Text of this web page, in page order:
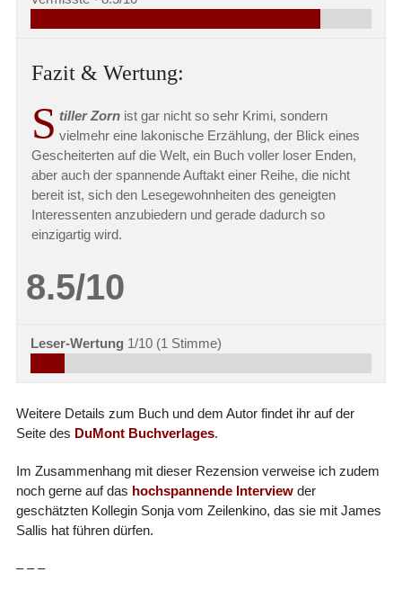
Fazit & Wertung:
S tiller Zornist gar nicht so sehr Krimi, sondern
vielmehr eine lakonische Erzählung, der Blick eines
Gescheiterten auf die Welt, ein Buch voller loser Enden,
aber auch der spannende Auftakt einer Reihe, die nicht
bereit ist, sich den Lesegewohnheiten des geneigten
Interessenten anzubiedern und gerade dadurch so
einzigartig wird.
8.5/10
Leser-Wertung 1/10 (1 Stimme)
Weitere Details zum Buch und dem Autor findet ihr auf der
Seite des DuMont Buchverlages.
Im Zusammenhang mit dieser Rezension verweise ich zudem
noch gerne auf das hochspannende Interviewder
geschätzten Kollegin Sonja vom Zeilenkino, das sie mit James
Sallis hat führen dürfen.
– – –